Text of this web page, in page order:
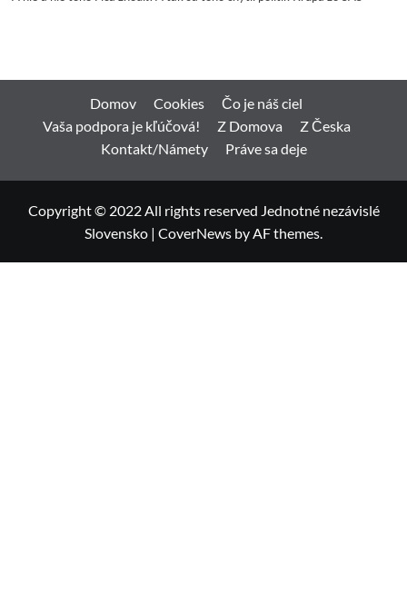
Domov Cookies
Čo je náš ciel
Vaša podpora je kľúčová!
Z Domova
Z Česka
Kontakt/Námety
Práve sa deje
Copyright © 2022 All rights reserved Jednotné nezávislé
Slovensko | CoverNews by AF themes.